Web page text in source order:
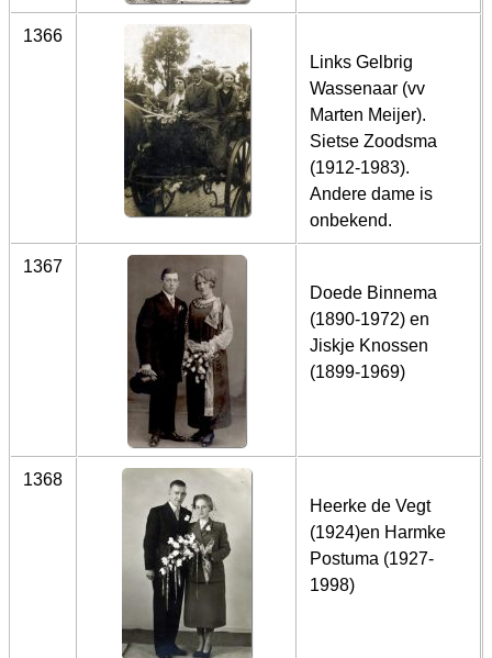
1366
Links Gelbrig
Wassenaar (vv
Marten Meijer).
Sietse Zoodsma
(1912-1983).
Andere dame is
onbekend.
1367
Doede Binnema
(1890-1972) en
Jiskje Knossen
(1899-1969)
1368
Heerke de Vegt
(1924)en Harmke
Postuma (1927-
1998)